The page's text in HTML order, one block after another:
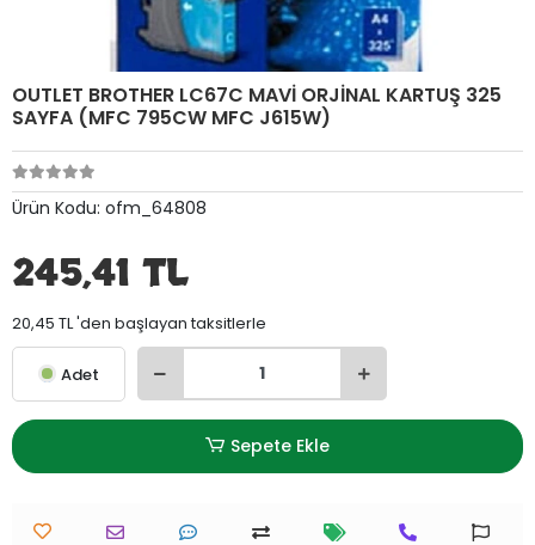
OUTLET BROTHER LC67C MAVİ ORJİNAL KARTUŞ 325
SAYFA (MFC 795CW MFC J615W)
Ürün Kodu: ofm_64808
245,41 TL
20,45 TL 'den başlayan taksitlerle
Adet
Sepete Ekle